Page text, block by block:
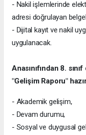
- Nakil işlemlerinde
adresi doğrulayan
- Dijital kayıt ve nakil
uygulanacak.
Anasınıfından 8.
"Gelişim Raporu"
- Akademik gelişim,
- Devam durumu,
- Sosyal ve duygusal